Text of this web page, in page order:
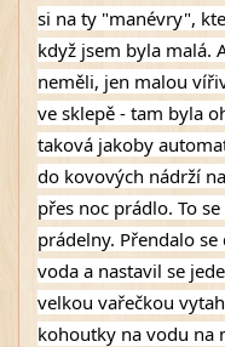
si na ty "manévry",
když jsem byla malá.
neměli, jen malou
ve sklepě - tam byla
taková jakoby
do kovových nádrží
přes noc prádlo. To
prádelny. Přendalo
voda a nastavil se
velkou vařečkou
kohoutky na vodu na